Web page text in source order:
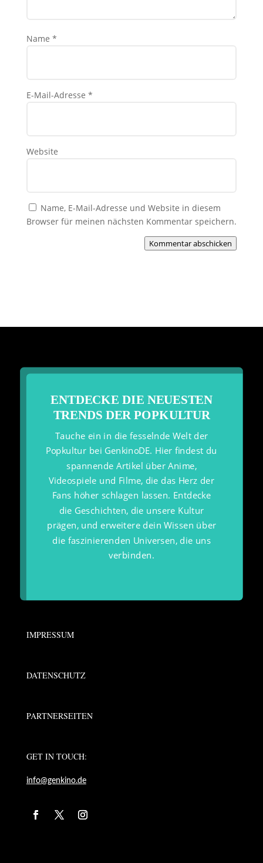
Name *
E-Mail-Adresse *
Website
Name, E-Mail-Adresse und Website in diesem
Browser für meinen nächsten Kommentar speichern.
Kommentar abschicken
ENTDECKE DIE NEUESTEN
TRENDS DER POPKULTUR
Tauche ein in die fesselnde Welt der
Popkultur bei GenkinoDE. Hier findest du
spannende Artikel über Anime,
Videospiele und Filme, die das Herz der
Fans höher schlagen lassen. Entdecke
die Geschichten, die unsere Kultur
prägen, und erweitere dein Wissen über
die faszinierenden Universen, die uns
verbinden.
IMPRESSUM
DATENSCHUTZ
PARTNERSEITEN
GET IN TOUCH:
info@genkino.de